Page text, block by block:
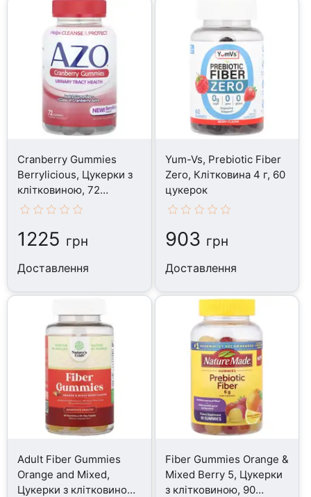
Cranberry Gummies
Berrylicious, Цукерки з
клітковиною, 72
таблеток
1225 грн
Доставлення
Yum-Vs, Prebiotic Fiber
Zero, Клітковина 4 г, 60
цукерок
903 грн
Доставлення
Adult Fiber Gummies
Orange and Mixed,
Цукерки з клітковиною,
Fiber Gummies Orange &
Mixed Berry 5, Цукерки
з клітковиною, 90